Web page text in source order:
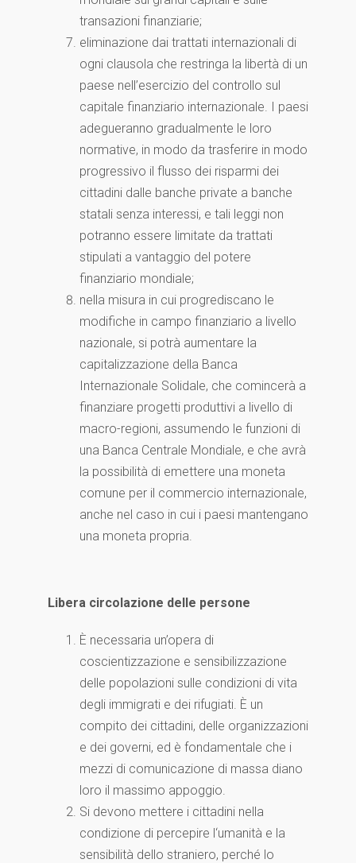
transazioni finanziarie;
eliminazione dai trattati internazionali di
ogni clausola che restringa la libertà di un
paese nell’esercizio del controllo sul
capitale finanziario internazionale. I paesi
adegueranno gradualmente le loro
normative, in modo da trasferire in modo
progressivo il flusso dei risparmi dei
cittadini dalle banche private a banche
statali senza interessi, e tali leggi non
potranno essere limitate da trattati
stipulati a vantaggio del potere
finanziario mondiale;
nella misura in cui progrediscano le
modifiche in campo finanziario a livello
nazionale, si potrà aumentare la
capitalizzazione della Banca
Internazionale Solidale, che comincerà a
finanziare progetti produttivi a livello di
macro-regioni, assumendo le funzioni di
una Banca Centrale Mondiale, e che avrà
la possibilità di emettere una moneta
comune per il commercio internazionale,
anche nel caso in cui i paesi mantengano
una moneta propria.
Libera circolazione delle persone
È necessaria un’opera di
coscientizzazione e sensibilizzazione
delle popolazioni sulle condizioni di vita
degli immigrati e dei rifugiati. È un
compito dei cittadini, delle organizzazioni
e dei governi, ed è fondamentale che i
mezzi di comunicazione di massa diano
loro il massimo appoggio.
Si devono mettere i cittadini nella
condizione di percepire l‘umanità e la
sensibilità dello straniero, perché lo